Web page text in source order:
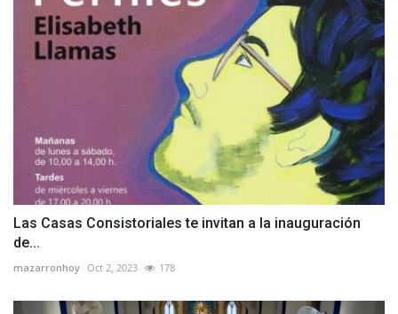
Las Casas Consistoriales te invitan a la inauguración
de...
mazarronhoy Oct 2, 2023 178